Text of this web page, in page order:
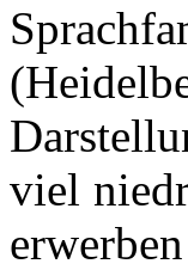
viel